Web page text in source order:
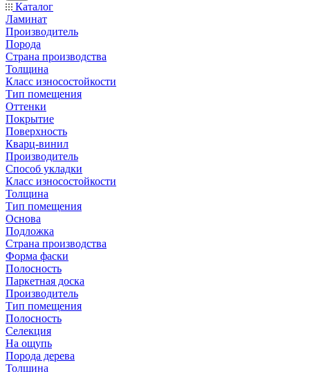
Каталог
Ламинат
Производитель
Порода
Страна производства
Толщина
Класс износостойкости
Тип помещения
Оттенки
Покрытие
Поверхность
Кварц-винил
Производитель
Способ укладки
Класс износостойкости
Толщина
Тип помещения
Основа
Подложка
Страна производства
Форма фаски
Полосность
Паркетная доска
Производитель
Тип помещения
Полосность
Селекция
На ощупь
Порода дерева
Толщина